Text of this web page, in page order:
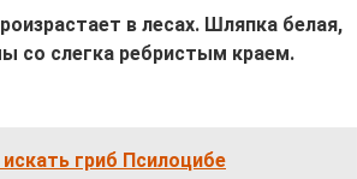
в лесах. Шляпка белая,
со слегка ребристым краем.
гриб Псилоцибе